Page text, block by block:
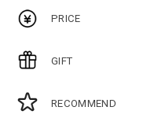
PRICE
GIFT
RECOMMEND